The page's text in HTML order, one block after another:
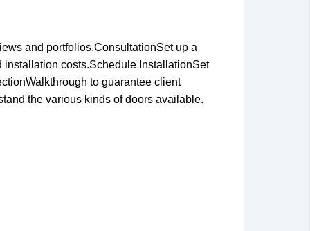
and portfolios.ConsultationSet up a
installation costs.Schedule InstallationSet
to guarantee client
the various kinds of doors available.